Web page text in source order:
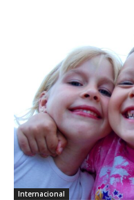
Internacional